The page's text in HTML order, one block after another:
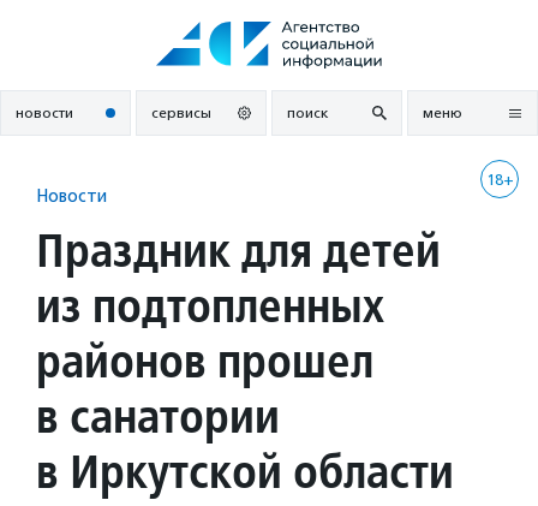
новости сервисы поиск меню
18+
Новости
Праздник для детей
из подтопленных
районов прошел
в санатории
в Иркутской области